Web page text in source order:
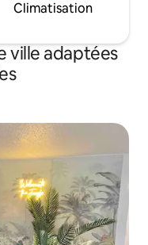
Climatisation
ville adaptées